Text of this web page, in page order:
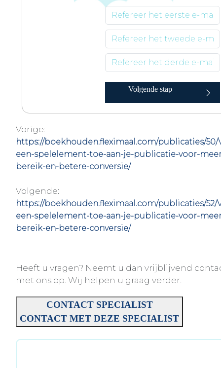
Volgende stap
Vorige:
https://boekhouden.fleximaal.com/publicaties/50/
een-spelelement-toe-aan-je-publicatie-voor-
bereik-en-betere-conversie/
Volgende:
https://boekhouden.fleximaal.com/publicaties/52/
een-spelelement-toe-aan-je-publicatie-voor-
bereik-en-betere-conversie/
Heeft u vragen? Neemt u dan vrijblijvend
met ons op. Wij helpen u graag verder.
CONTACT SPECIALIST
CONTACT MET DEZE SPECIALIST